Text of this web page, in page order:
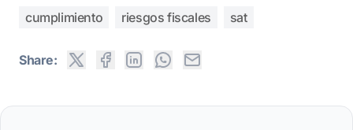
cumplimiento
riesgos fiscales sat
Share: